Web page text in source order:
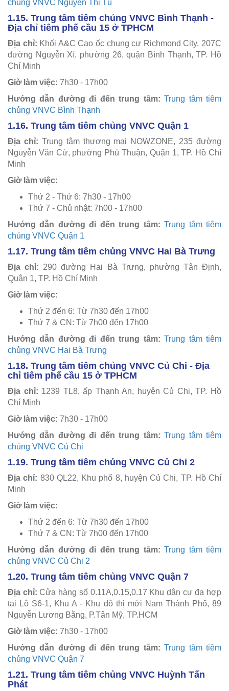
chủng VNVC Nguyễn Thị Tú
1.15. Trung tâm tiêm chủng VNVC Bình Thạnh -
Địa chỉ tiêm phế cầu 15 ở TPHCM
Địa chỉ: Khối A&C Cao ốc chung cư Richmond City, 207C
đường Nguyễn Xí, phường 26, quận Bình Thạnh, TP. Hồ
Chí Minh
Giờ làm việc: 7h30 - 17h00
Hướng dẫn đường đi đến trung tâm:Trung tâm tiêm
chủng VNVC Bình Thạnh
1.16. Trung tâm tiêm chủng VNVC Quận 1
Địa chỉ: Trung tâm thương mại NOWZONE, 235 đường
Nguyễn Văn Cừ, phường Phú Thuận, Quận 1, TP. Hồ Chí
Minh
Giờ làm việc:
Thứ 2 - Thứ 6: 7h30 - 17h00
Thứ 7 - Chủ nhật: 7h00 - 17h00
Hướng dẫn đường đi đến trung tâm:Trung tâm tiêm
chủng VNVC Quận 1
1.17. Trung tâm tiêm chủng VNVC Hai Bà Trưng
Địa chỉ: 290 đường Hai Bà Trưng, phường Tân Định,
Quận 1, TP. Hồ Chí Minh
Giờ làm việc:
Thứ 2 đến 6: Từ 7h30 đến 17h00
Thứ 7 & CN: Từ 7h00 đến 17h00
Hướng dẫn đường đi đến trung tâm:Trung tâm tiêm
chủng VNVC Hai Bà Trưng
1.18. Trung tâm tiêm chủng VNVC Củ Chi - Địa
chỉ tiêm phế cầu 15 ở TPHCM
Địa chỉ: 1239 TL8, ấp Thạnh An, huyện Củ Chi, TP. Hồ
Chí Minh
Giờ làm việc: 7h30 - 17h00
Hướng dẫn đường đi đến trung tâm:Trung tâm tiêm
chủng VNVC Củ Chi
1.19. Trung tâm tiêm chủng VNVC Củ Chi 2
Địa chỉ: 830 QL22, Khu phố 8, huyện Củ Chi, TP. Hồ Chí
Minh
Giờ làm việc:
Thứ 2 đến 6: Từ 7h30 đến 17h00
Thứ 7 & CN: Từ 7h00 đến 17h00
Hướng dẫn đường đi đến trung tâm:Trung tâm tiêm
chủng VNVC Củ Chi 2
1.20. Trung tâm tiêm chủng VNVC Quận 7
Địa chỉ: Cửa hàng số 0.11A,0.15,0.17 Khu dân cư đa hợp
tại Lô S6-1, Khu A - Khu đô thị mới Nam Thành Phố, 89
Nguyễn Lương Bằng, P.Tân Mỹ, TP.HCM
Giờ làm việc: 7h30 - 17h00
Hướng dẫn đường đi đến trung tâm: Trung tâm tiêm
chủng VNVC Quận 7
1.21. Trung tâm tiêm chủng VNVC Huỳnh Tấn
Phát